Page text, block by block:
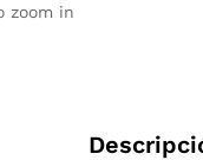
zoom in